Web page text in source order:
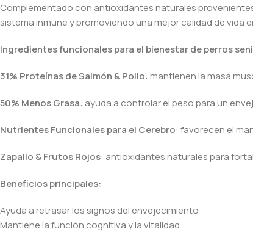
Complementado con antioxidantes naturales
sistema inmune y promoviendo una mejor calidad de vida
Ingredientes funcionales para el bienestar de perros
31% Proteínas de Salmón & Pollo: mantienen la masa
50% Menos Grasa: ayuda a controlar el peso para un
Nutrientes Funcionales para el Cerebro: favorecen el
Zapallo & Frutos Rojos: antioxidantes naturales para
Beneficios principales:
Ayuda a retrasar los signos del envejecimiento
Mantiene la función cognitiva y la vitalidad